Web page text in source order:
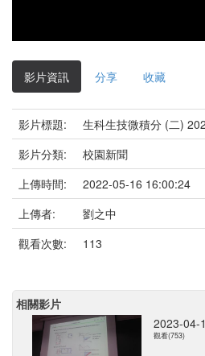
影片資訊 分享 收藏
影片標題:
生科生技微積分 (二)
影片分類:
校園新聞
上傳時間:
2022-05-16 16:00:24
上傳者:
劉之中
觀看次數:
113
相關影片
2023-04-
觀看(753)